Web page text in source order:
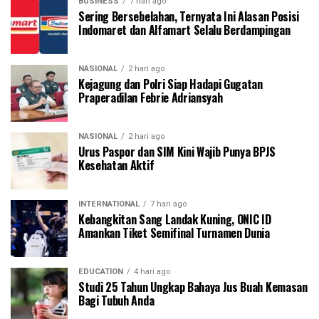
Sering Bersebelahan, Ternyata Ini Alasan Posisi
Indomaret dan Alfamart Selalu Berdampingan
NASIONAL 2 hari ago
Kejagung dan Polri Siap Hadapi Gugatan
Praperadilan Febrie Adriansyah
NASIONAL 2 hari ago
Urus Paspor dan SIM Kini Wajib Punya BPJS
Kesehatan Aktif
INTERNATIONAL 7 hari ago
Kebangkitan Sang Landak Kuning, ONIC ID
Amankan Tiket Semifinal Turnamen Dunia
EDUCATION 4 hari ago
Studi 25 Tahun Ungkap Bahaya Jus Buah Kemasan
Bagi Tubuh Anda